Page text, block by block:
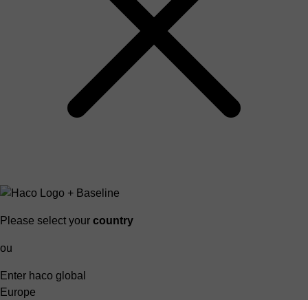
Please select your country
ou
Enter haco global
Europe